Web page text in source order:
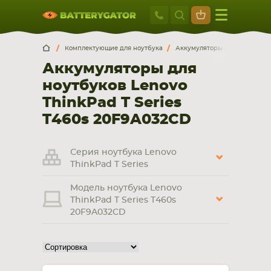
Москва
+7 495 414
Москва Санкт-Петербург
г. Москва, ул. Ткацкая, 5с3 (м. Семеновская)
5 мин. ходьбы от ст.м. “Семеновская”
+7 495 414 28 59
Обратный звонок
Пн-Вс:
смартфона, планшета
ПЛАНШЕТА
Комплектующие для ноутбука Аккумуляторы для ноутбуков
Аккумуляторы для
ноутбуков Lenovo
ThinkPad T Series
T460s 20F9A032CD
Серия ноутбука Lenovo
ThinkPad T Series
Модель ноутбука Lenovo
ThinkPad T Series T460s
20F9A032CD